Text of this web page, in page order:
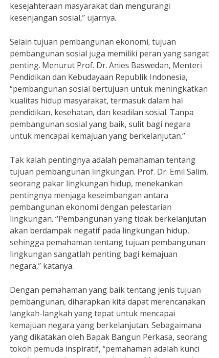
kesejahteraan masyarakat dan mengurangi
kesenjangan sosial,” ujarnya.
Selain tujuan pembangunan ekonomi, tujuan
pembangunan sosial juga memiliki peran yang sangat
penting. Menurut Prof. Dr. Anies Baswedan, Menteri
Pendidikan dan Kebudayaan Republik Indonesia,
“pembangunan sosial bertujuan untuk meningkatkan
kualitas hidup masyarakat, termasuk dalam hal
pendidikan, kesehatan, dan keadilan sosial. Tanpa
pembangunan sosial yang baik, sulit bagi negara
untuk mencapai kemajuan yang berkelanjutan.”
Tak kalah pentingnya adalah pemahaman tentang
tujuan pembangunan lingkungan. Prof. Dr. Emil Salim,
seorang pakar lingkungan hidup, menekankan
pentingnya menjaga keseimbangan antara
pembangunan ekonomi dengan pelestarian
lingkungan. “Pembangunan yang tidak berkelanjutan
akan berdampak negatif pada lingkungan hidup,
sehingga pemahaman tentang tujuan pembangunan
lingkungan sangatlah penting bagi kemajuan
negara,” katanya.
Dengan pemahaman yang baik tentang jenis tujuan
pembangunan, diharapkan kita dapat merencanakan
langkah-langkah yang tepat untuk mencapai
kemajuan negara yang berkelanjutan. Sebagaimana
yang dikatakan oleh Bapak Bangun Perkasa, seorang
tokoh pemuda inspiratif, “pemahaman adalah kunci